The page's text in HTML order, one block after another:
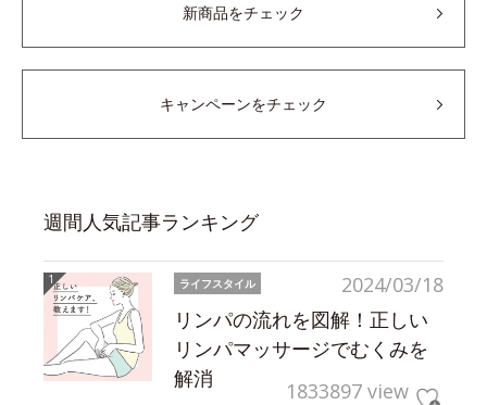
新商品をチェック
キャンペーンをチェック
週間人気記事ランキング
2024/03/18
ライフスタイル
リンパの流れを図解！正しい
リンパマッサージでむくみを
解消
1833897 view